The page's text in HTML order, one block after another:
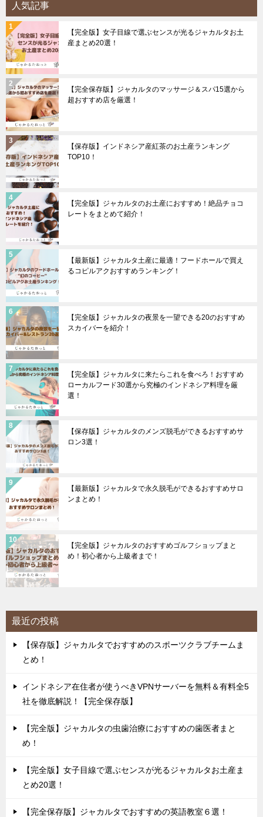
人気記事
【完全版】女子目線で選ぶセンスが光るジャカルタお土
産まとめ20選！
【完全保存版】ジャカルタのマッサージ＆スパ15選から
超おすすめ店を厳選！
【保存版】インドネシア産紅茶のお土産ランキング
TOP10！
【完全版】ジャカルタのお土産におすすめ！絶品チョコ
レートをまとめて紹介！
【最新版】ジャカルタ土産に最適！フードホールで買え
るコピルアクおすすめランキング！
【完全版】ジャカルタの夜景を一望できる20のおすすめ
スカイバーを紹介！
【完全版】ジャカルタに来たらこれを食べろ！おすすめ
ローカルフード30選から究極のインドネシア料理を厳
選！
【保存版】ジャカルタのメンズ脱毛ができるおすすめサ
ロン3選！
【最新版】ジャカルタで永久脱毛ができるおすすめサロ
ンまとめ！
【完全版】ジャカルタのおすすめゴルフショップまと
め！初心者から上級者まで！
最近の投稿
【保存版】ジャカルタでおすすめのスポーツクラブチームま
とめ！
インドネシア在住者が使うべきVPNサーバーを無料＆有料全5
社を徹底解説！【完全保存版】
【完全版】ジャカルタの虫歯治療におすすめの歯医者まと
め！
【完全版】女子目線で選ぶセンスが光るジャカルタお土産ま
とめ20選！
【完全保存版】ジャカルタでおすすめの英語教室６選！